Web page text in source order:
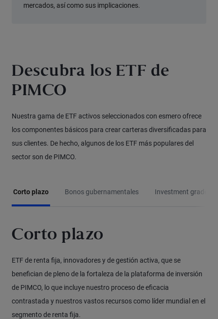
mercados, así como sus implicaciones.
Descubra los ETF de
PIMCO
Nuestra gama de ETF activos seleccionados con esmero ofrece
los componentes básicos para crear carteras diversificadas para
sus clientes. De hecho, algunos de los ETF más populares del
sector son de PIMCO.
Corto plazo Bonos gubernamentales Investment grade
Corto plazo
ETF de renta fija, innovadores y de gestión activa, que se
benefician de pleno de la fortaleza de la plataforma de inversión
de PIMCO, lo que incluye nuestro proceso de eficacia
contrastada y nuestros vastos recursos como líder mundial en el
segmento de renta fija.